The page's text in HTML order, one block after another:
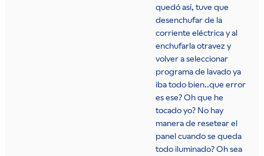
quedó así, tuve que
desenchufar de la
corriente eléctrica y al
enchufarla otravez y
volver a seleccionar
programa de lavado ya
iba todo bien..que error
es ese? Oh que he
tocado yo? No hay
manera de resetear el
panel cuando se queda
todo iluminado? Oh sea